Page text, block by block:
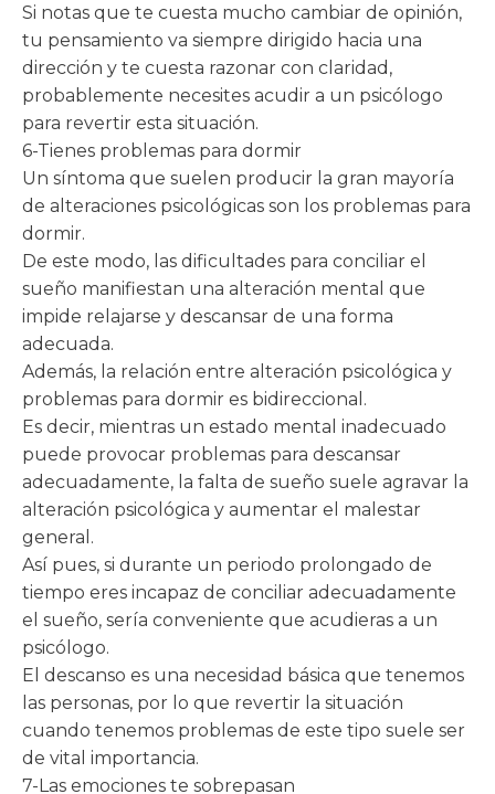
Si notas que te cuesta mucho cambiar de opinión,
tu pensamiento va siempre dirigido hacia una
dirección y te cuesta razonar con claridad,
probablemente necesites acudir a un psicólogo
para revertir esta situación.
6-Tienes problemas para dormir
Un síntoma que suelen producir la gran mayoría
de alteraciones psicológicas son los problemas para
dormir.
De este modo, las dificultades para conciliar el
sueño manifiestan una alteración mental que
impide relajarse y descansar de una forma
adecuada.
Además, la relación entre alteración psicológica y
problemas para dormir es bidireccional.
Es decir, mientras un estado mental inadecuado
puede provocar problemas para descansar
adecuadamente, la falta de sueño suele agravar la
alteración psicológica y aumentar el malestar
general.
Así pues, si durante un periodo prolongado de
tiempo eres incapaz de conciliar adecuadamente
el sueño, sería conveniente que acudieras a un
psicólogo.
El descanso es una necesidad básica que tenemos
las personas, por lo que revertir la situación
cuando tenemos problemas de este tipo suele ser
de vital importancia.
7-Las emociones te sobrepasan